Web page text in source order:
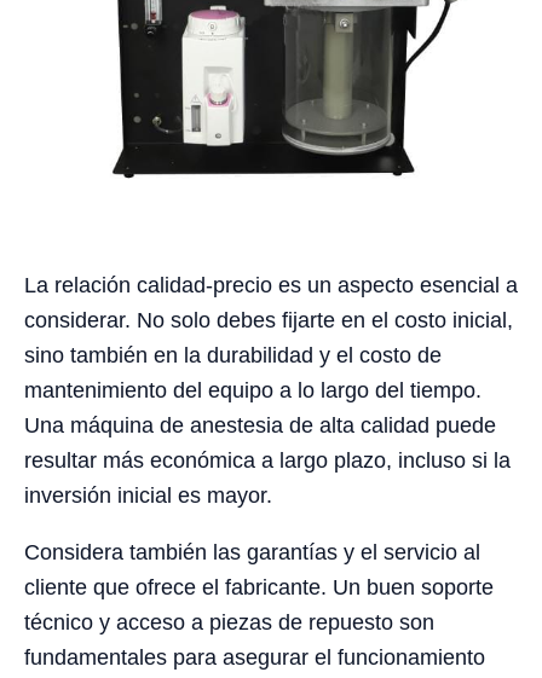
La relación calidad-precio es un aspecto esencial a
considerar. No solo debes fijarte en el costo inicial,
sino también en la durabilidad y el costo de
mantenimiento del equipo a lo largo del tiempo.
Una máquina de anestesia de alta calidad puede
resultar más económica a largo plazo, incluso si la
inversión inicial es mayor.
Considera también las garantías y el servicio al
cliente que ofrece el fabricante. Un buen soporte
técnico y acceso a piezas de repuesto son
fundamentales para asegurar el funcionamiento